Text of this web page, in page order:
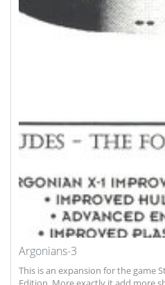
Argonians-3
This is an expansion for the game